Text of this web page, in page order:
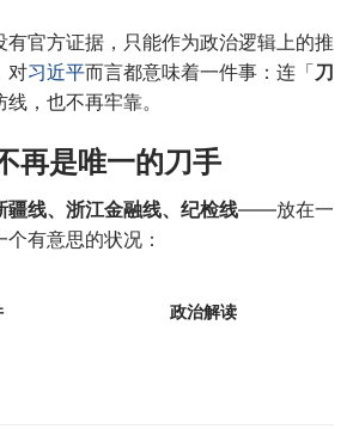
有官方证据，只能作为政治逻辑上的推
对习近平而言都意味着一件事：连「刀
，也不再牢靠。
再是唯一的刀手
疆线、浙江金融线、纪检线——放在一
有意思的状况：
政治解读